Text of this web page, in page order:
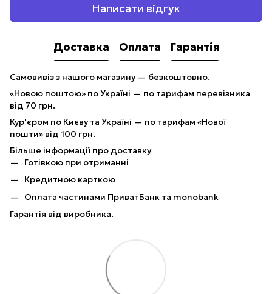
Написати відгук
Доставка Оплата Гарантія
Самовивіз з нашого магазину — безкоштовно.
«Новою поштою» по Україні — по тарифам перевізника
від 70 грн.
Кур'єром по Києву та Україні — по тарифам «Нової
пошти» від 100 грн.
Більше інформації про доставку
Готівкою при отриманні
Кредитною карткою
Оплата частинами ПриватБанк та monobank
Гарантія від виробника.